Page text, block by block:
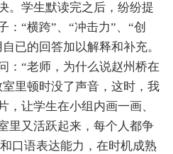
。学生默读完之后，纷纷提
：“横跨”、“冲击力”、“创
已的回答加以解释和补充。
：“老师，为什么说赵州桥在
里顿时没了声音，这时，我
，让学生在小组内画一画、
里又活跃起来，每个人都争
口语表达能力，在时机成熟